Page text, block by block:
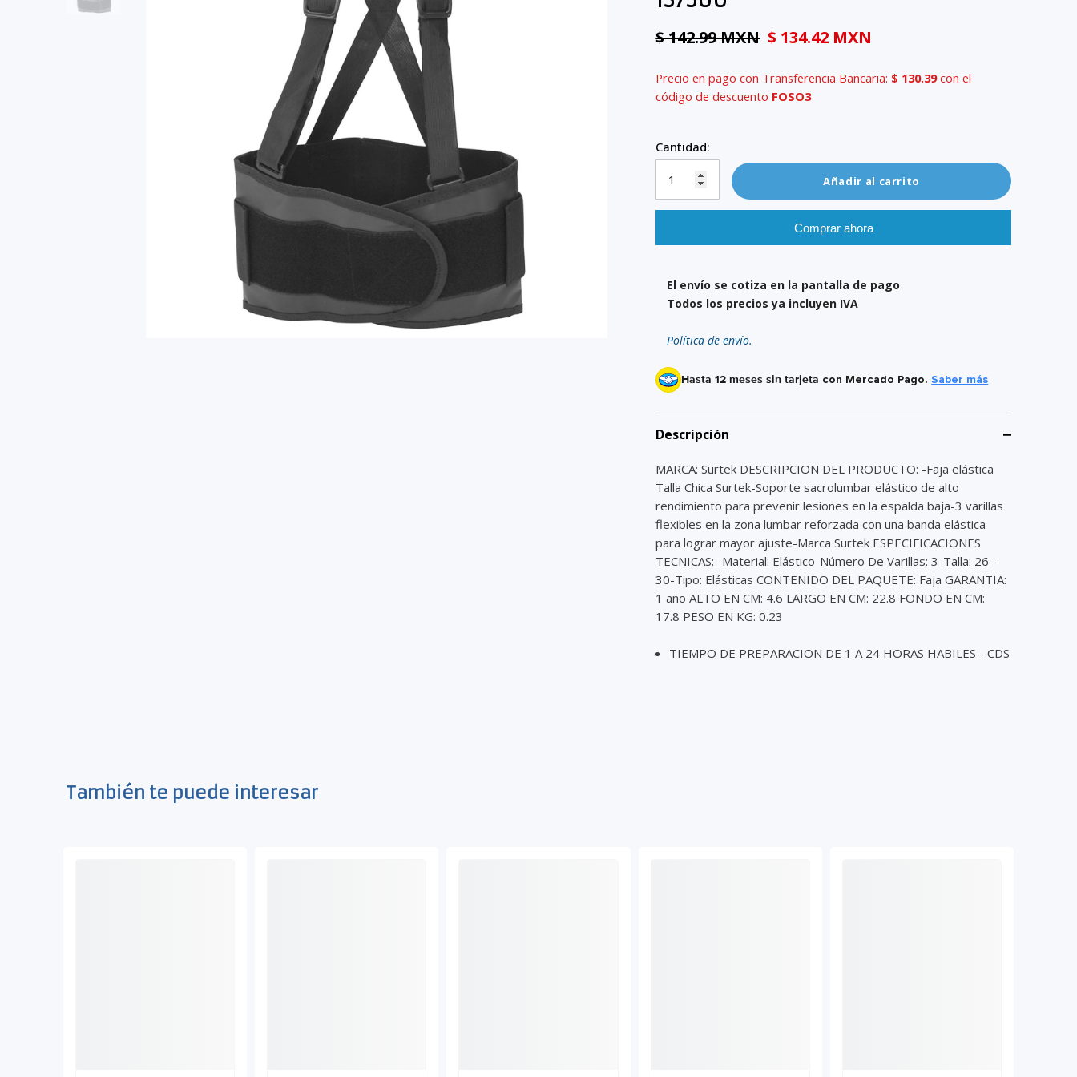
$ 142.99 MXN $ 134.42 MXN
Precio en pago con Transferencia Bancaria: $ 130.39con el
código de descuento FOSO3
Cantidad:
Añadir al carrito
Comprar ahora
El envío se cotiza en la pantalla de pago
Todos los precios ya incluyen IVA
Política de envío.
Hasta 12 meses sin tarjeta con Mercado Pago. Saber más
Descripción
MARCA: Surtek DESCRIPCION DEL PRODUCTO: -Faja elástica
Talla Chica Surtek-Soporte sacrolumbar elástico de alto
rendimiento para prevenir lesiones en la espalda baja-3 varillas
flexibles en la zona lumbar reforzada con una banda elástica
para lograr mayor ajuste-Marca Surtek ESPECIFICACIONES
TECNICAS: -Material: Elástico-Número De Varillas: 3-Talla: 26 -
30-Tipo: Elásticas CONTENIDO DEL PAQUETE: Faja GARANTIA:
1 año ALTO EN CM: 4.6 LARGO EN CM: 22.8 FONDO EN CM:
17.8 PESO EN KG: 0.23
TIEMPO DE PREPARACION DE 1 A 24 HORAS HABILES - CDS
También te puede interesar